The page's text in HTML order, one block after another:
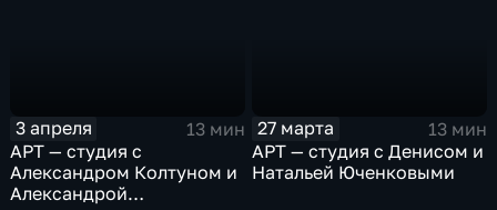
3 апреля
13 мин
АРТ — студия с
Александром Колтуном и
Александрой
27 марта
13 мин
АРТ — студия с Денисом и
Натальей Юченковыми